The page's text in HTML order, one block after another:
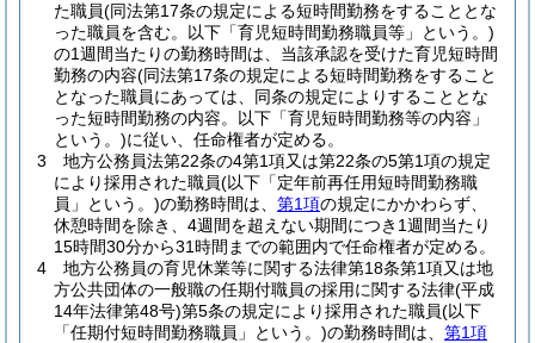
た職員(同法第17条の規定による短時間勤務をすることとな
った職員を含む。以下「育児短時間勤務職員等」という。)
の1週間当たりの勤務時間は、当該承認を受けた育児短時間
勤務の内容(同法第17条の規定による短時間勤務をすること
となった職員にあっては、同条の規定によりすることとな
った短時間勤務の内容。以下「育児短時間勤務等の内容」
という。)に従い、任命権者が定める。
3
地方公務員法第22条の4第1項又は第22条の5第1項の規定
により採用された職員(以下「定年前再任用短時間勤務職
員」という。)の勤務時間は、 第1項の規定にかかわらず、
休憩時間を除き、4週間を超えない期間につき1週間当たり
15時間30分から31時間までの範囲内で任命権者が定める。
4
地方公務員の育児休業等に関する法律第18条第1項又は地
方公共団体の一般職の任期付職員の採用に関する法律(平成
14年法律第48号)第5条の規定により採用された職員(以下
「任期付短時間勤務職員」という。)の勤務時間は、 第1項